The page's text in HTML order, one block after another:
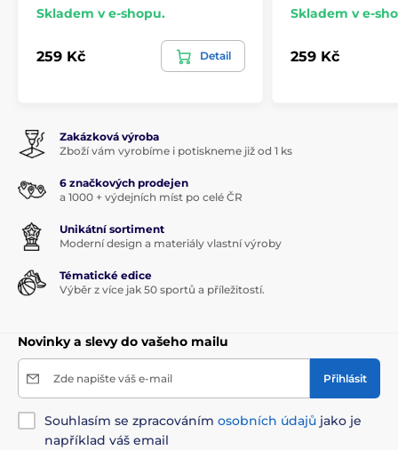
Skladem v e-shopu.
259 Kč Detail
Skladem v e-
259 Kč
Zakázková výroba
Zboží vám vyrobíme i potiskneme již od 1 ks
6 značkových prodejen
a 1000 + výdejních míst po celé ČR
Unikátní sortiment
Moderní design a materiály vlastní výroby
Tématické edice
Výběr z více jak 50 sportů a příležitostí.
Novinky a slevy do vašeho mailu
Zde napište váš e-mail Přihlásit
Souhlasím se zpracováním osobních údajů jako je
například váš email